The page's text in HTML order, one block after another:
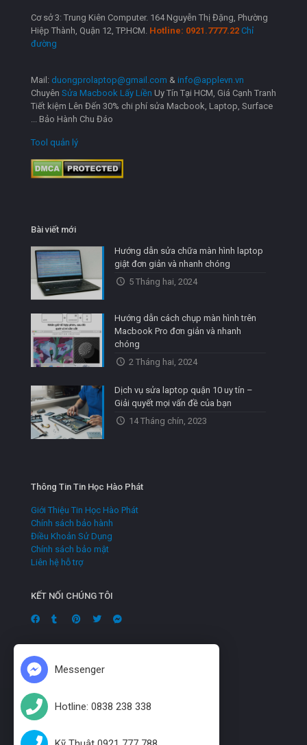
Cơ sở 3: Trung Kiên Computer. 164 Nguyễn Thị Đặng, Phường
Hiệp Thành, Quận 12, TP.HCM. Hotline: 0921.7777.22 Chỉ
đường
Mail: duongprolaptop@gmail.com & info@applevn.vn
Chuyên Sửa Macbook Lấy Liền Uy Tín Tại HCM, Giá Cạnh Tranh
Tiết kiệm Lên Đến 30% chi phí sửa Macbook, Laptop, Surface
... Bảo Hành Chu Đáo
Tool quản lý
Bài viết mới
Hướng dẫn sửa chữa màn hình laptop
giật đơn giản và nhanh chóng
5 Tháng hai, 2024
Hướng dẫn cách chụp màn hình trên
Macbook Pro đơn giản và nhanh
chóng
2 Tháng hai, 2024
Dịch vụ sửa laptop quận 10 uy tín –
Giải quyết mọi vấn đề của bạn
14 Tháng chín, 2023
Thông Tin Tin Học Hào Phát
Giới Thiệu Tin Học Hào Phát
Chính sách bảo hành
Điều Khoản Sử Dụng
Chính sách bảo mật
Liên hệ hỗ trợ
KẾT NỐI CHÚNG TÔI
Messenger
Hotline: 0838 238 338